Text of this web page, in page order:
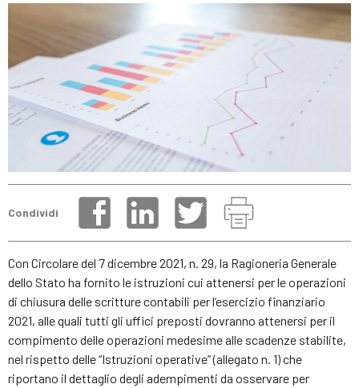
Condividi
Con Circolare del 7 dicembre 2021, n. 29, la Ragioneria Generale
dello Stato ha fornito le istruzioni cui attenersi per le operazioni
di chiusura delle scritture contabili per l’esercizio finanziario
2021, alle quali tutti gli uffici preposti dovranno attenersi per il
compimento delle operazioni medesime alle scadenze stabilite,
nel rispetto delle “Istruzioni operative” (allegato n. 1) che
riportano il dettaglio degli adempimenti da osservare per